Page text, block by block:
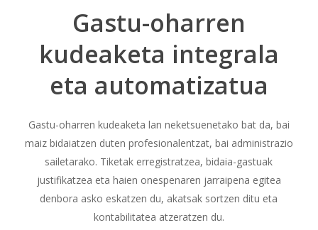
Gastu-oharren
kudeaketa integrala
eta automatizatua
Gastu-oharren kudeaketa lan neketsuenetako bat da, bai
maiz bidaiatzen duten profesionalentzat, bai administrazio
sailetarako. Tiketak erregistratzea, bidaia-gastuak
justifikatzea eta haien onespenaren jarraipena egitea
denbora asko eskatzen du, akatsak sortzen ditu eta
kontabilitatea atzeratzen du.